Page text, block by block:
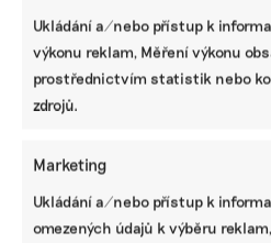
Ukládání a/nebo přístup k
výkonu reklam, Měření výkonu
prostřednictvím statistik nebo
zdrojů.
Marketing
Ukládání a/nebo přístup k
omezených údajů k výběru
vykazování
Nakolik rozvinutý je trh
malým a středním firmám s
udržitelnosti? Tuto otázku si
iniciativ.
Tomáš Pohanka | 30. října 2025 | ESG